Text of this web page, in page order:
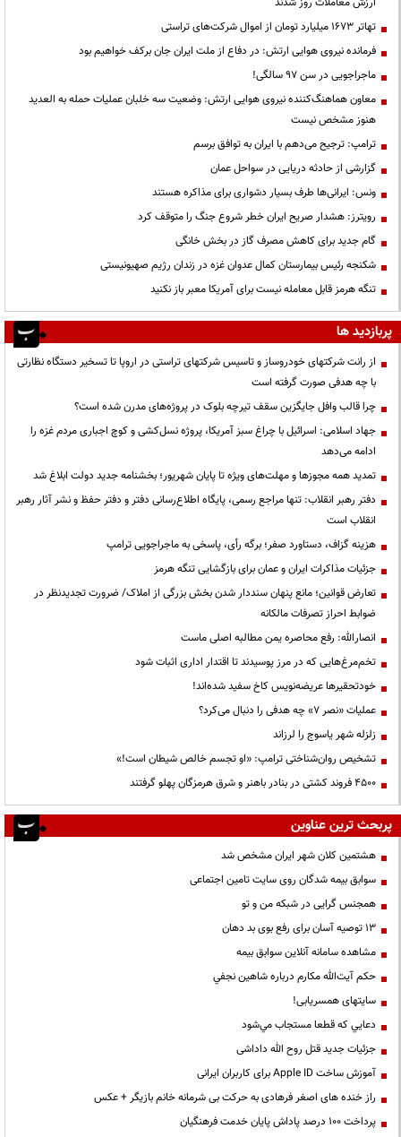
تهاتر ۱۶۷۳ میلیارد تومان از اموال شرکت‌های تراستی
فرمانده نیروی هوایی ارتش: در دفاع از ملت ایران جان برکف خواهیم بود
ماجراجویی در سن ۹۷ سالگی!
معاون هماهنگ‌کننده نیروی هوایی ارتش: وضعیت سه خلبان عملیات حمله به العدید
هنوز مشخص نیست
ترامپ: ترجیح می‌دهم با ایران به توافق برسم
گزارشی از حادثه دریایی در سواحل عمان
ونس: ایرانی‌ها طرف بسیار دشواری برای مذاکره هستند
رویترز: هشدار صریح ایران خطر شروع جنگ را متوقف کرد
گام جدید برای کاهش مصرف گاز در بخش خانگی
شکنجه رئیس بیمارستان کمال عدوان غزه در زندان رژیم صهیونیستی
تنگه هرمز قابل معامله نیست برای آمریکا معبر باز نکنید
پربازدید ها
از رانت‌ شرکتهای خودروساز و تاسیس شرکتهای تراستی در اروپا تا تسخیر دستگاه نظارتی
با چه هدفی صورت گرفته است
چرا قالب وافل جایگزین سقف تیرچه بلوک در پروژه‌های مدرن شده است؟
جهاد اسلامی: اسرائیل با چراغ سبز آمریکا، پروژه نسل‌کشی و کوچ اجباری مردم غزه را
ادامه می‌دهد
تمدید همه مجوزها و مهلت‌های ویژه تا پایان شهریور؛ بخشنامه جدید دولت ابلاغ شد
دفتر رهبر انقلاب: تنها مراجع رسمی، پایگاه اطلاع‌رسانی دفتر و دفتر حفظ و نشر آثار رهبر
انقلاب است
هزینه گزاف، دستاورد صفر؛ برگه رأی، پاسخی به ماجراجویی ترامپ
جزئیات مذاکرات ایران و عمان برای بازگشایی تنگه هرمز
تعارض قوانین؛ مانع پنهان سنددار شدن بخش بزرگی از املاک/ ضرورت تجدیدنظر در
ضوابط احراز تصرفات مالکانه
انصارالله: رفع محاصره یمن مطالبه اصلی ماست
تخم‌مرغ‌هایی که در مرز پوسیدند تا اقتدار اداری اثبات شود
خودتحقیرها عریضه‌نویس کاخ سفید شده‌اند!
عملیات «نصر ۷» چه هدفی را دنبال می‌کرد؟
زلزله شهر یاسوج را لرزاند
تشخیص روان‌شناختی ترامپ: «او تجسم خالص شیطان است!»
۴۵۰۰ فروند کشتی در بنادر باهنر و شرق هرمزگان پهلو گرفتند
پربحث ترین عناوین
هشتمین کلان شهر ایران مشخص شد
سوابق بیمه شدگان روی سایت تامین اجتماعی
همجنس گرایی در شبکه من و تو
13 توصیه آسان برای رفع بوی بد دهان
مشاهده سامانه آنلاين سوابق بیمه
حكم آيت‌الله مكارم درباره شاهين نجفي
سایتهای همسریابی!
دعايي كه قطعا مستجاب مي‌شود
جزئیات جدید قتل روح الله داداشی
آموزش ساخت Apple ID برای کاربران ایرانی
راز خنده های اصغر فرهادی به حرکت بی شرمانه خانم بازیگر + عکس
پرداخت ۱۰۰ درصد پاداش پایان خدمت فرهنگیان